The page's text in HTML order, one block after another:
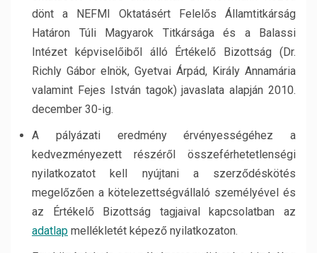
dönt a NEFMI Oktatásért Felelős Államtitkárság
Határon Túli Magyarok Titkársága és a Balassi
Intézet képviselőiből álló Értékelő Bizottság (Dr.
Richly Gábor elnök, Gyetvai Árpád, Király Annamária
valamint Fejes István tagok) javaslata alapján 2010.
december 30-ig.
A pályázati eredmény érvényességéhez a
kedvezményezett részéről összeférhetetlenségi
nyilatkozatot kell nyújtani a szerződéskötés
megelőzően a kötelezettségvállaló személyével és
az Értékelő Bizottság tagjaival kapcsolatban az
adatlap mellékletét képező nyilatkozaton.